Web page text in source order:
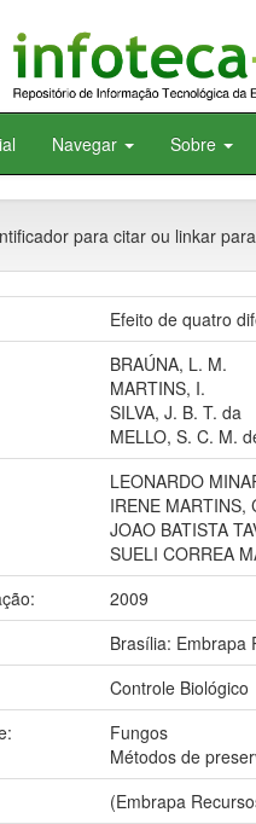
Navegar Sobre
para citar ou linkar
Efeito de quatro
BRAÚNA, L. M.
MARTINS, I.
SILVA, J. B. T. da
MELLO, S. C. M.
LEONARDO
IRENE MARTINS,
JOAO BATISTA
SUELI CORREA
2009
Brasília: Embrapa
Controle Biológico
Fungos
Métodos de
(Embrapa